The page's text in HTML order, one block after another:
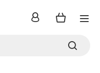
inloggen